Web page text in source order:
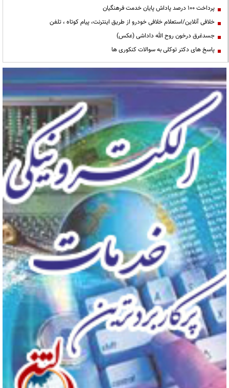
پرداخت ۱۰۰ درصد پاداش پایان خدمت فرهنگیان
خلافی آنلاین/استعلام خلافی خودرو از طریق اینترنت، پیام کوتاه ، تلفن
جسدغرق درخون روح الله داداشی (عکس)
پاسخ های دکتر توکلی به سوالات کنکوری ها